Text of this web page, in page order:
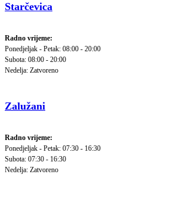
Starčevica
Radno vrijeme:
Ponedjeljak - Petak: 08:00 - 20:00
Subota: 08:00 - 20:00
Nedelja: Zatvoreno
Zalužani
Radno vrijeme:
Ponedjeljak - Petak: 07:30 - 16:30
Subota: 07:30 - 16:30
Nedelja: Zatvoreno